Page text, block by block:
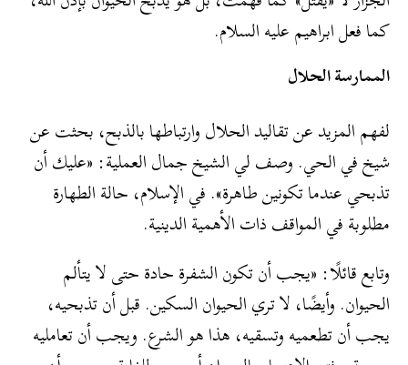
كما فعل ابراهيم عليه السلام.
الممارسة الحلال
لفهم المزيد عن تقاليد الحلال وارتباطها بالذبح، بحثت عن
شيخ في الحي. وصف لي الشيخ جمال العملية: «عليك أن
تذبحي عندما تكونين طاهرة». في الإسلام، حالة الطهارة
مطلوبة في المواقف ذات الأهمية الدينية.
وتابع قائلًا: «يجب أن تكون الشفرة حادة حتى لا يتألم
الحيوان. وأيضًا، لا تري الحيوان السكين. قبل أن تذبحيه،
يجب أن تطعميه وتسقيه، هذا هو الشرع. ويجب أن تعامليه